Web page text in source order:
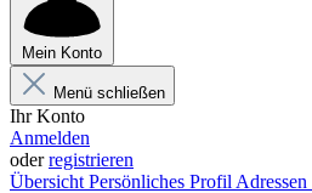
Mein Konto
Menü schließen
Ihr Konto
Anmelden
oderregistrieren
Übersicht Persönliches Profil Adressen